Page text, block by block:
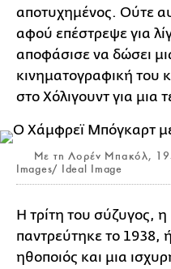
αποτυχημένος. Ούτε
αφού επέστρεψε για
αποφάσισε να δώσει
κινηματογραφική του
στο Χόλιγουντ για μια
Με τη Λορέν Μπακόλ,
Images/ Ideal Image
Η τρίτη του σύζυγος, η
παντρεύτηκε το 1938,
ηθοποιός και μια